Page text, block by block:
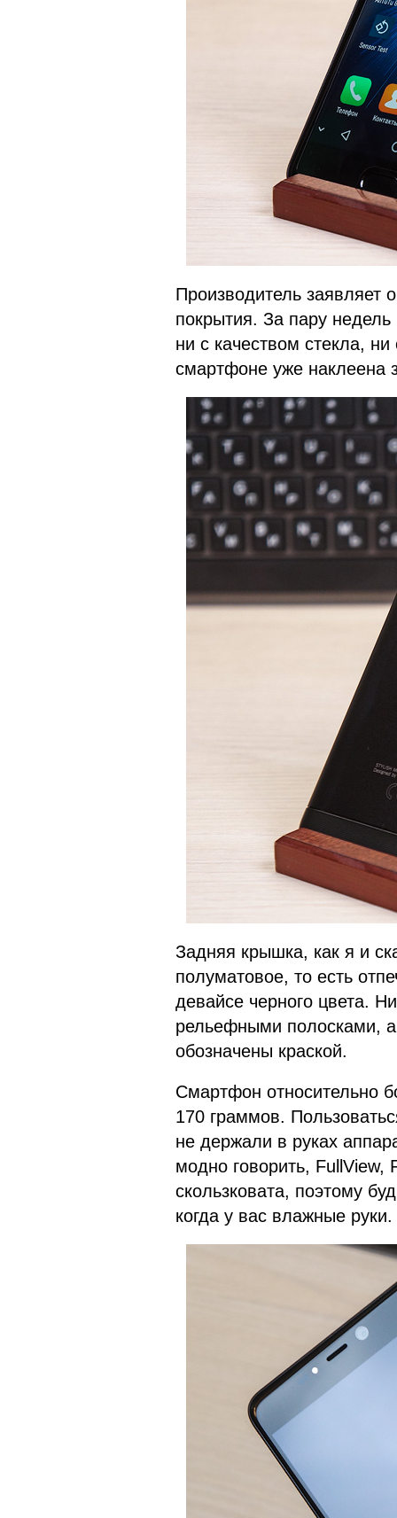
Производитель заявляет
покрытия. За пару
ни с качеством стекла,
смартфоне уже наклеена
Задняя крышка, как я и
полуматовое, то есть
девайсе черного цвета.
рельефными полосками,
обозначены краской.
Смартфон относительно
170 граммов.
не держали в руках
модно говорить, FullView,
скользковата, поэтому
когда у вас влажные руки.